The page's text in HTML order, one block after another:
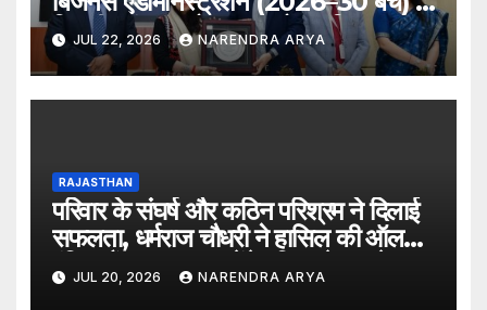
लिए दीक्षारंभ समारोह का आयोजन किया
JUL 22, 2026 NARENDRA ARYA
RAJASTHAN
परिवार के संघर्ष और कठिन परिश्रम ने दिलाई
सफलता, धर्मराज चौधरी ने हासिल की ऑल
इंडिया रैंक 6400, बनेंगे परिवार के पहले
डॉक्टर
JUL 20, 2026 NARENDRA ARYA